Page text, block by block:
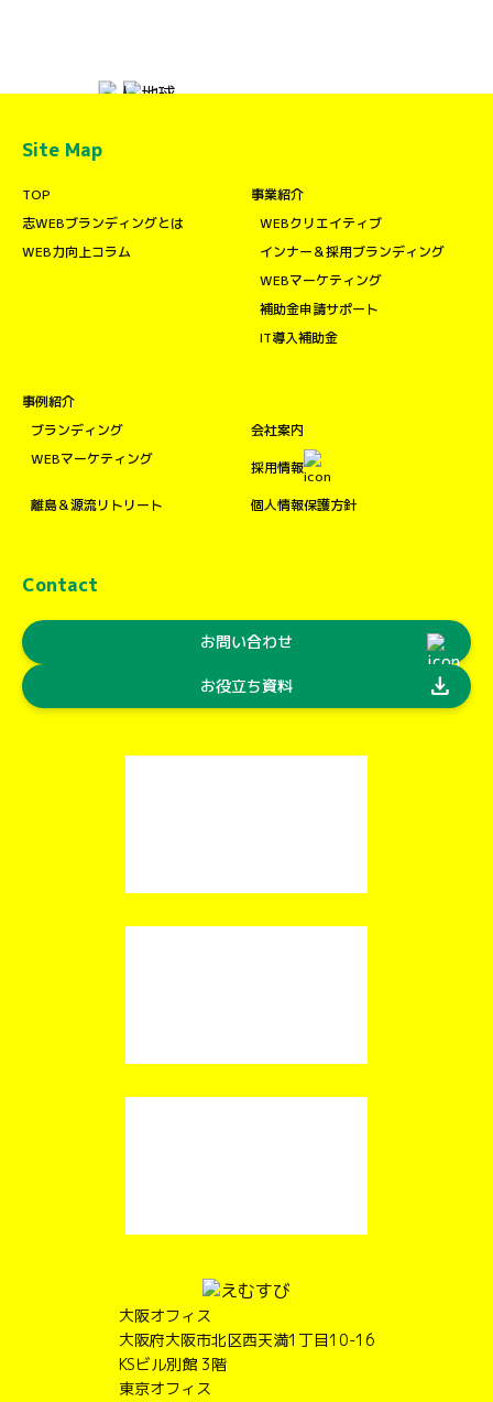
Site Map
TOP
志WEBブランディングとは
WEB力向上コラム
事業紹介
WEBクリエイティブ
インナー＆採用ブランディング
WEBマーケティング
補助金申請サポート
IT導入補助金
事例紹介
ブランディング
WEBマーケティング
離島＆源流リトリート
会社案内
採用情報
個人情報保護方針
Contact
お問い合わせ
お役立ち資料 download
大阪オフィス
大阪府大阪市北区西天満1丁目10-16
KSビル別館 3階
東京オフィス